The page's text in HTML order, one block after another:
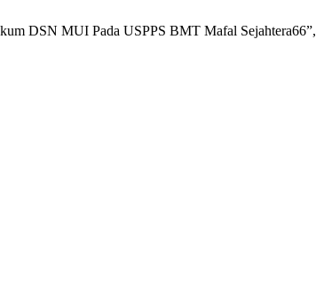
DSN MUI Pada USPPS BMT Mafal Sejahtera66”,